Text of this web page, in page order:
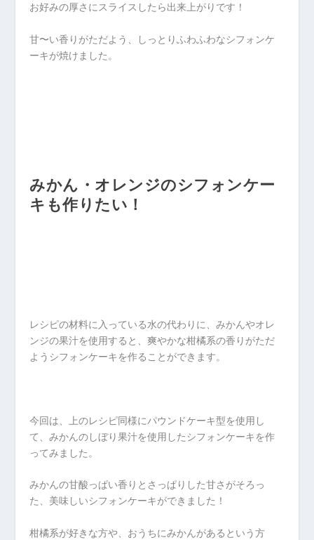
お好みの厚さにスライスしたら出来上がりです！
甘〜い香りがただよう、しっとりふわふわなシフォンケ
ーキが焼けました。
みかん・オレンジのシフォンケー
キも作りたい！
レシピの材料に入っている水の代わりに、みかんやオレ
ンジの果汁を使用すると、爽やかな柑橘系の香りがただ
ようシフォンケーキを作ることができます。
今回は、上のレシピ同様にパウンドケーキ型を使用し
て、みかんのしぼり果汁を使用したシフォンケーキを作
ってみました。
みかんの甘酸っぱい香りとさっぱりした甘さがそろっ
た、美味しいシフォンケーキができました！
柑橘系が好きな方や、おうちにみかんがあるという方